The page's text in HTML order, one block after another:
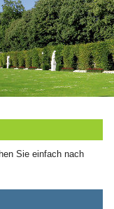
Sie einfach nach